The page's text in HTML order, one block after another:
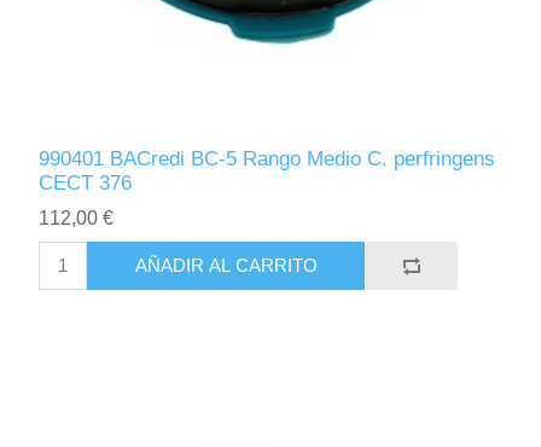
990401 BACredi BC-5 Rango Medio C. perfringens
CECT 376
112,00 €
AÑADIR AL CARRITO